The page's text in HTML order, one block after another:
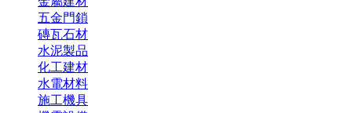
五金門鎖
磚瓦石材
水泥製品
化工建材
水電材料
施工機具